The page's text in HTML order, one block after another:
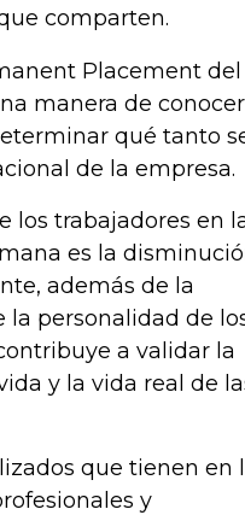
comparten.
Placement del
manera de
qué tanto
de la empresa.
los trabajadores en
es la
además de la
la personalidad de
a validar la
y la vida real de
que tienen en
y